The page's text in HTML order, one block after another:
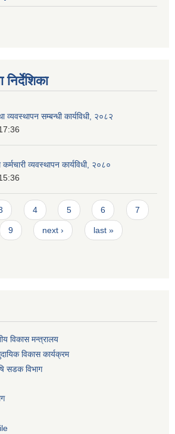
व्यवस्थापन सम्बन्धी कार्यविधी, २०८२
व्यवस्थापन कार्यविधी, २०८०
4 5 6 7
9 next › last »
विकास मन्त्रालय
विकास कार्यक्रम
सडक विभाग